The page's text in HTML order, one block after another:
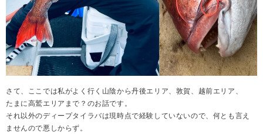
さて、ここでは私がよく行く山陰から丹後エリア、敦賀、越前エリア、
たまに高鷲エリアまで？のお話です。
それ以外のディープタイラバは現時点で経験していないので、何とも言え
ませんので悪しからず。